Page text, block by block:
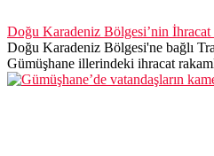
Doğu Karadeniz Bölgesi’nin İhracat
Doğu Karadeniz Bölgesi'ne bağlı
Gümüşhane illerindeki ihracat